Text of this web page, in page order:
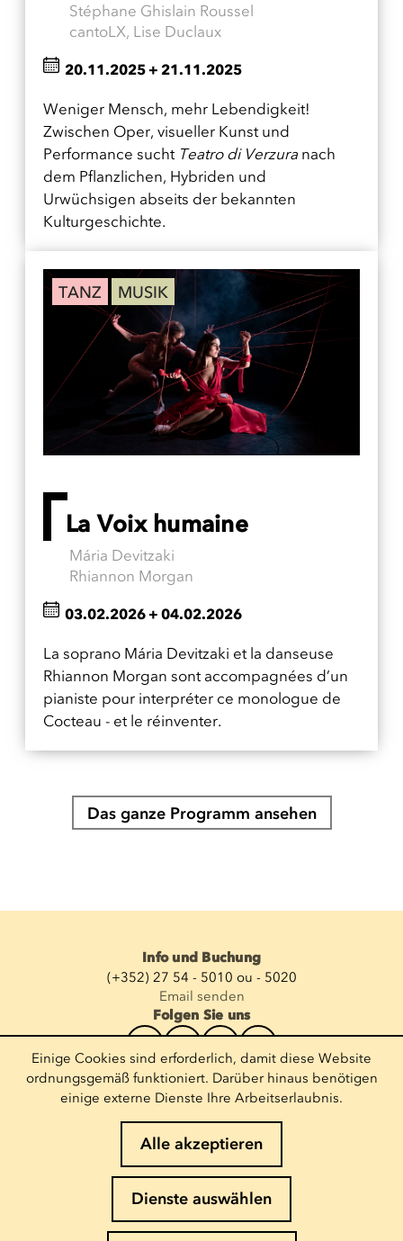
Stéphane Ghislain Roussel
cantoLX, Lise Duclaux
Weniger Mensch, mehr Lebendigkeit!
Zwischen Oper, visueller Kunst und
Performance sucht Teatro di Verzura nach
dem Pflanzlichen, Hybriden und
Urwüchsigen abseits der bekannten
Kulturgeschichte.
20.11.2025+ 21.11.2025
TANZ MUSIK
La Voix humaine
Mária Devitzaki
Rhiannon Morgan
La soprano Mária Devitzaki et la danseuse
Rhiannon Morgan sont accompagnées d’un
pianiste pour interpréter ce monologue de
Cocteau - et le réinventer.
03.02.2026+ 04.02.2026
Das ganze Programm ansehen
Info und Buchung
(+352) 27 54 - 5010 ou - 5020
Email senden
Folgen Sie uns
Newsletter abonnieren
E-Mail eingeben
Cookies-Richtlinie
Einige Cookies sind erforderlich, damit diese Website
ordnungsgemäß funktioniert. Darüber hinaus benötigen
einige externe Dienste Ihre Arbeitserlaubnis.
Alle akzeptieren
Dienste auswählen